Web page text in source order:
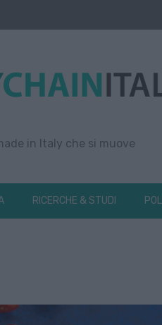
in Italy che si muove
RICERCHE & STUDI